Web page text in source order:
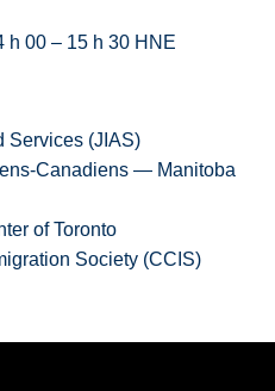
h 00 – 15 h 30 HNE
Services (JIAS)
Canadiens — Manitoba
of Toronto
Society (CCIS)